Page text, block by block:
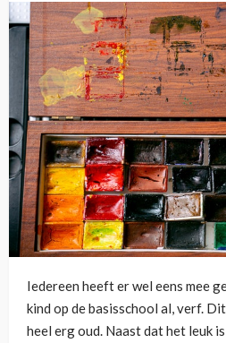
Iedereen heeft er wel eens mee
kind op de basisschool al, verf.
heel erg oud. Naast dat het leuk